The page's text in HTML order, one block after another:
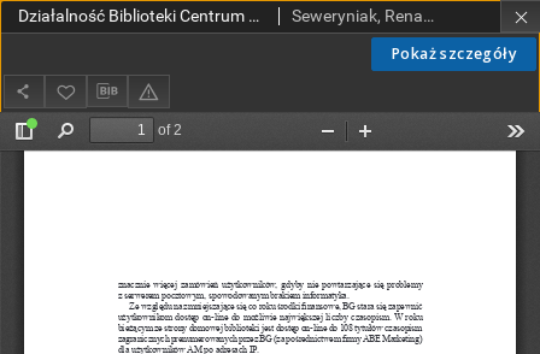
Pokaż szczegóły
Działalność Biblioteki Centrum Medycznego Kształcenia Podyplomowego w Warszawiew zakresie informacji naukowej Seweryniak, Renata